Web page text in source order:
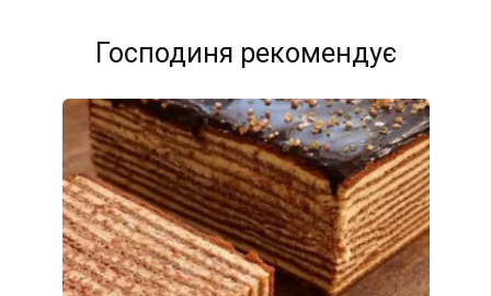
Господиня рекомендує